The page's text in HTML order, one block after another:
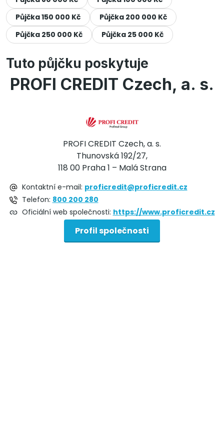
Půjčka 150 000 Kč
Půjčka 200 000 Kč
Půjčka 250 000 Kč
Půjčka 25 000 Kč
Tuto půjčku poskytuje
PROFI CREDIT Czech, a. s.
PROFI CREDIT Czech, a. s.
Thunovská 192/27,
118 00 Praha 1 – Malá Strana
Kontaktní e-mail: proficredit@proficredit.cz
Telefon: 800 200 280
Oficiální web společnosti: https://www.proficredit.cz
Profil společnosti